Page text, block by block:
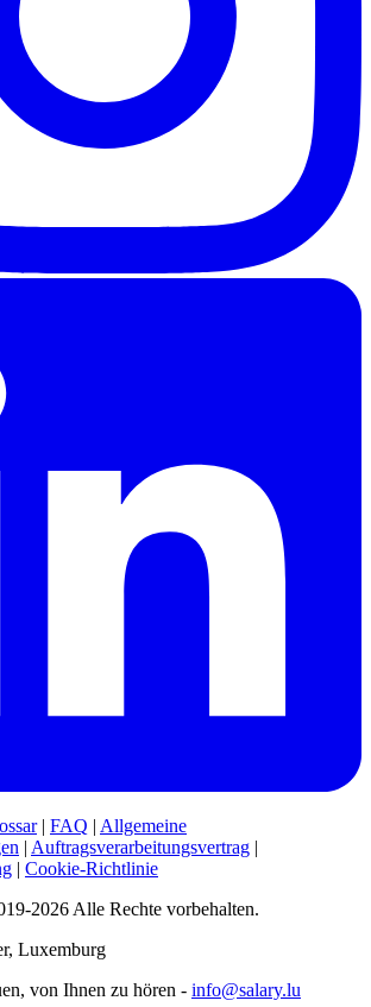
| FAQ | Allgemeine
| Auftragsverarbeitungsvertrag |
| Cookie-Richtlinie
2026 Alle Rechte vorbehalten.
Luxemburg
von Ihnen zu hören - info@salary.lu